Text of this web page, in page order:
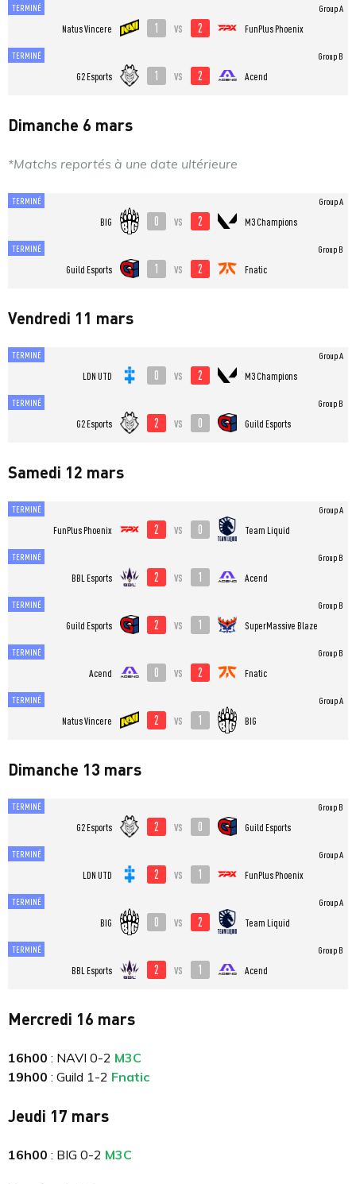
TERMINÉ
Natus Vincere 1 vs 2 FunPlus Phoenix
Group A
TERMINÉ
G2 Esports 1 vs 2 Acend
Group B
Dimanche 6 mars
*Matchs reportés à une date ultérieure
TERMINÉ
BIG 0 vs 2 M3 Champions
Group A
TERMINÉ
Guild Esports 1 vs 2 Fnatic
Group B
Vendredi 11 mars
TERMINÉ
LDN UTD 0 vs 2 M3 Champions
Group A
TERMINÉ
G2 Esports 2 vs 0 Guild Esports
Group B
Samedi 12 mars
TERMINÉ
FunPlus Phoenix 2 vs 0 Team Liquid
Group A
TERMINÉ
BBL Esports 2 vs 1 Acend
Group B
TERMINÉ
Guild Esports 2 vs 1 SuperMassive Blaze
Group B
TERMINÉ
Acend 0 vs 2 Fnatic
Group B
TERMINÉ
Natus Vincere 2 vs 1 BIG
Group A
Dimanche 13 mars
TERMINÉ
G2 Esports 2 vs 0 Guild Esports
Group B
TERMINÉ
LDN UTD 2 vs 1 FunPlus Phoenix
Group A
TERMINÉ
BIG 0 vs 2 Team Liquid
Group A
TERMINÉ
BBL Esports 2 vs 1 Acend
Group B
Mercredi 16 mars
16h00 : NAVI 0-2 M3C
19h00 : Guild 1-2 Fnatic
Jeudi 17 mars
16h00 : BIG 0-2 M3C